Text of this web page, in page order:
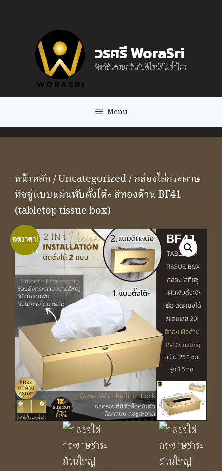
วรศรี WoraSri
ฟังก์ชันครบครันกับดีไซน์ที่ไม่ซ้ำใคร
Menu
หน้าหลัก/Uncategorized/ กล่องใส่กระดาษ
ทิชชู่แบบแผ่นพับตั้งโต๊ะ สีทองด้าน BF41
(tabletop tissue box)
ลดราคา!